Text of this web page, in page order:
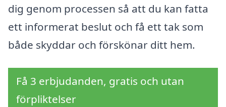
dig genom processen så att du kan fatta
ett informerat beslut och få ett tak som
både skyddar och förskönar ditt hem.
Få 3 erbjudanden, gratis och utan
förpliktelser